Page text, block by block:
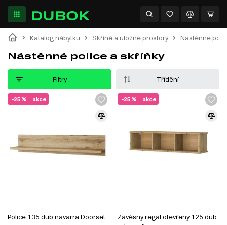
Katalog nábytku Skříně a úložné prostory Nástěnné
Nástěnné police a skříňky
Filtry Třídění
akce
-25 %
Police 135 dub navarra Doorset
akce
-25 %
Závěsný regál otevřený 125 dub